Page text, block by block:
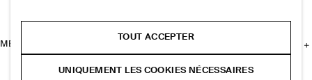
MENTIONS LÉGALES
TOUT ACCEPTER
UNIQUEMENT LES COOKIES NÉCESSAIRES